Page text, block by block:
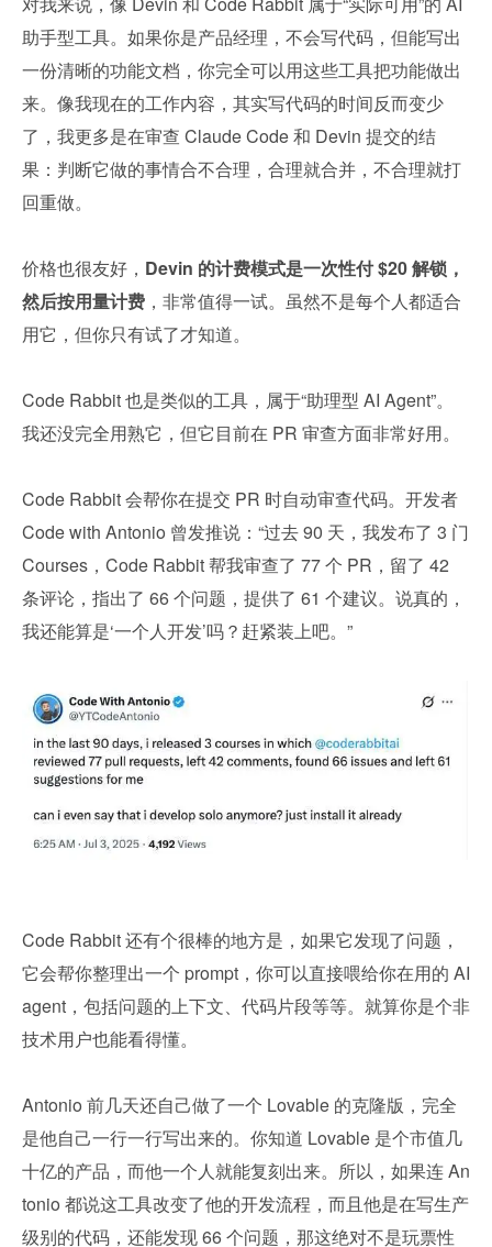
助手型工具。如果你是产品经理，不会写代码，但能写出
一份清晰的功能文档，你完全可以用这些工具把功能做出
来。像我现在的工作内容，其实写代码的时间反而变少
了，我更多是在审查 Claude Code 和 Devin 提交的结
果：判断它做的事情合不合理，合理就合并，不合理就打
回重做。
价格也很友好， Devin 的计费模式是一次性付 $20 解锁，
然后按用量计费 ，非常值得一试。虽然不是每个人都适合
用它，但你只有试了才知道。
Code Rabbit 也是类似的工具，属于“助理型 AI Agent”。
我还没完全用熟它，但它目前在 PR 审查方面非常好用。
Code Rabbit 会帮你在提交 PR 时自动审查代码。开发者
Code with Antonio 曾发推说：“过去 90 天，我发布了 3 门
Courses，Code Rabbit 帮我审查了 77 个 PR，留了 42
条评论，指出了 66 个问题，提供了 61 个建议。说真的，
我还能算是‘一个人开发’吗？赶紧装上吧。”
Code Rabbit 还有个很棒的地方是，如果它发现了问题，
它会帮你整理出一个 prompt，你可以直接喂给你在用的 AI
agent，包括问题的上下文、代码片段等等。就算你是个非
技术用户也能看得懂。
Antonio 前几天还自己做了一个 Lovable 的克隆版，完全
是他自己一行一行写出来的。你知道 Lovable 是个市值几
十亿的产品，而他一个人就能复刻出来。所以，如果连 An
tonio 都说这工具改变了他的开发流程，而且他是在写生产
级别的代码，还能发现 66 个问题，那这绝对不是玩票性